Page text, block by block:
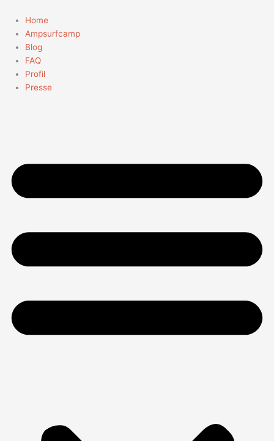
Inhalt
springen
Home
Ampsurfcamp
Blog
FAQ
Profil
Presse
nach: